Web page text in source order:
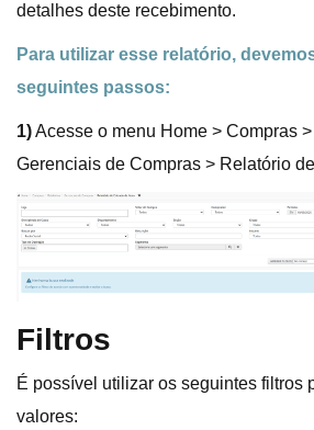
detalhes deste recebimento.
Para utilizar esse relatório,
seguintes passos:
1)Acesse o menu Home > Compras
Gerenciais de Compras > Relatório
Filtros
É possível utilizar os seguintes filtros
valores: